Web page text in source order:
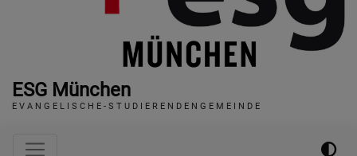
ESG München
E V A N G E L I S C H E - S T U D I E R E N D E N G E M E I N D E
Hauptnavigation